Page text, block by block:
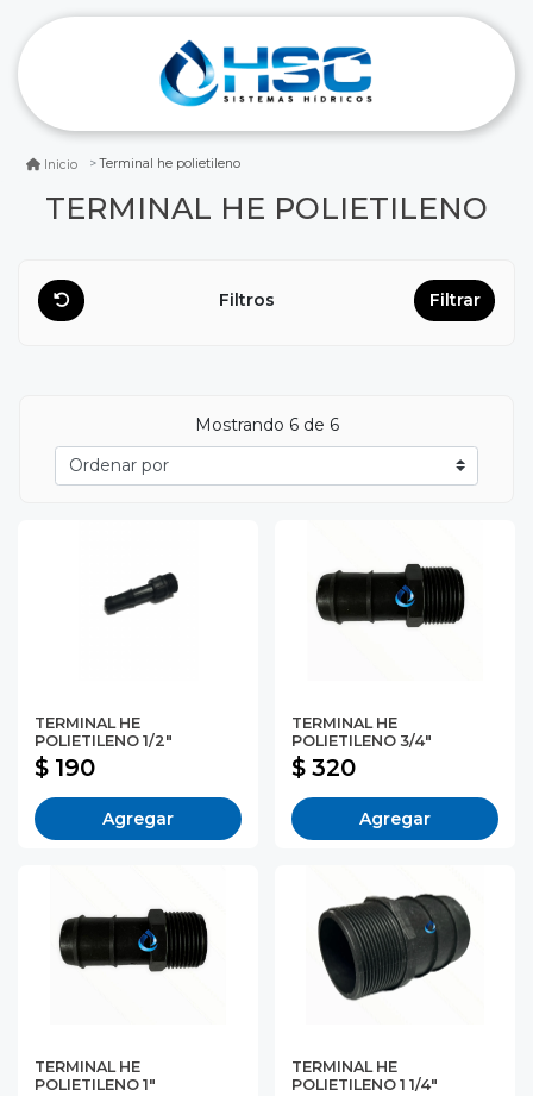
Inicio Terminal he polietileno
TERMINAL HE POLIETILENO
Filtros Filtrar
Mostrando 6de 6
TERMINAL HE
POLIETILENO 1/2"
$ 190
Agregar
TERMINAL HE
POLIETILENO 3/4"
$ 320
Agregar
TERMINAL HE
POLIETILENO 1"
TERMINAL HE
POLIETILENO 1 1/4"